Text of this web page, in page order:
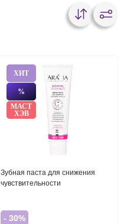
ХИТ
%
МАСТ
ХЭВ
Зубная паста для снижения
чувствительности
- 30%